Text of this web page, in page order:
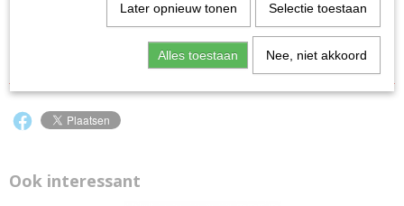
Beschermende, robuuste en anatomisch geplaatste
Voetbaltypische snit voor optimale bewegingsvrijheid
Ook interessant
Later opnieuw tonen Selectie toestaan
Alles toestaan Nee, niet akkoord